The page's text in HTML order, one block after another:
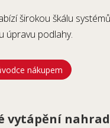
širokou škálu
úpravu podlahy.
nákupem
vytápění